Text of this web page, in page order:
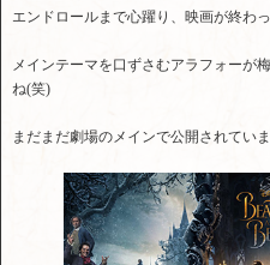
エンドロールまで心躍り、映画が終わ
メインテーマを口ずさむアラフォーが
ね(笑)
まだまだ劇場のメインで公開されてい